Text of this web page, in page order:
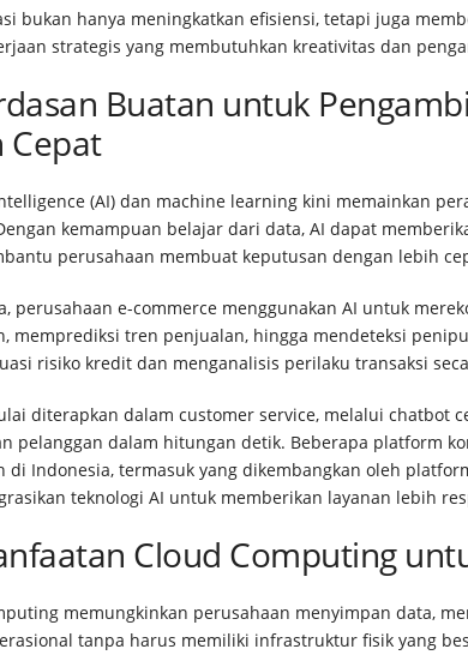
bukan hanya meningkatkan efisiensi, tetapi juga
strategis yang membutuhkan kreativitas dan
Buatan untuk
Cepat
(AI) dan machine learning kini memainkan
kemampuan belajar dari data, AI dapat
perusahaan membuat keputusan dengan lebih
perusahaan e-commerce menggunakan AI untuk
memprediksi tren penjualan, hingga mendeteksi
risiko kredit dan menganalisis perilaku transaksi
diterapkan dalam customer service, melalui chatbot
pelanggan dalam hitungan detik. Beberapa platform
di Indonesia, termasuk yang dikembangkan oleh
teknologi AI untuk memberikan layanan lebih
Cloud Computing
memungkinkan perusahaan menyimpan data,
tanpa harus memiliki infrastruktur fisik yang